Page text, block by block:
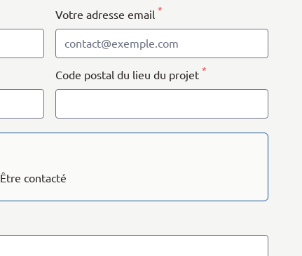
Votre adresse email *
Code postal du lieu du projet *
Être contacté